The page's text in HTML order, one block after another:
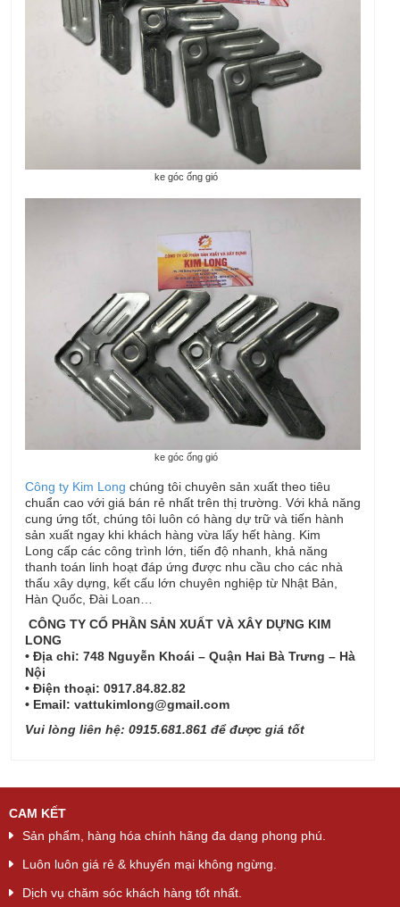
ke góc ống gió
ke góc ống gió
Công ty Kim Long chúng tôi chuyên sản xuất theo tiêu
chuẩn cao với giá bán rẻ nhất trên thị trường. Với khả năng
cung ứng tốt, chúng tôi luôn có hàng dự trữ và tiến hành
sản xuất ngay khi khách hàng vừa lấy hết hàng. Kim
Long cấp các công trình lớn, tiến độ nhanh, khả năng
thanh toán linh hoạt đáp ứng được nhu cầu cho các nhà
thấu xây dựng, kết cấu lớn chuyên nghiệp từ Nhật Bản,
Hàn Quốc, Đài Loan…
CÔNG TY CỔ PHẦN SẢN XUẤT VÀ XÂY DỰNG KIM
LONG
• Địa chỉ: 748 Nguyễn Khoái – Quận Hai Bà Trưng – Hà
Nội
• Điện thoại: 0917.84.82.82
• Email: vattukimlong@gmail.com
Vui lòng liên hệ: 0915.681.861 để được giá tốt
CAM KẾT
Sản phẩm, hàng hóa chính hãng đa dạng phong phú.
Luôn luôn giá rẻ & khuyến mại không ngừng.
Dịch vụ chăm sóc khách hàng tốt nhất.